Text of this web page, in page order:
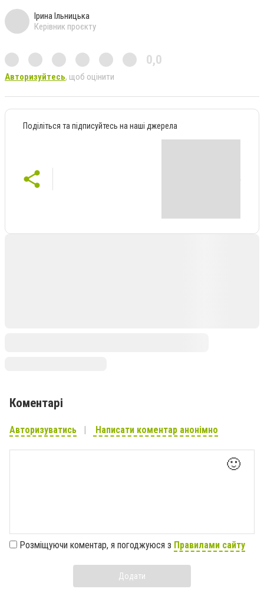
Ірина Ільницька
Керівник проєкту
0,0
Авторизуйтесь, щоб оцінити
Поділіться та підписуйтесь на наші джерела
Коментарі
Авторизуватись Написати коментар анонімно
🙂
Розміщуючи коментар, я погоджуюся з Правилами сайту
Додати